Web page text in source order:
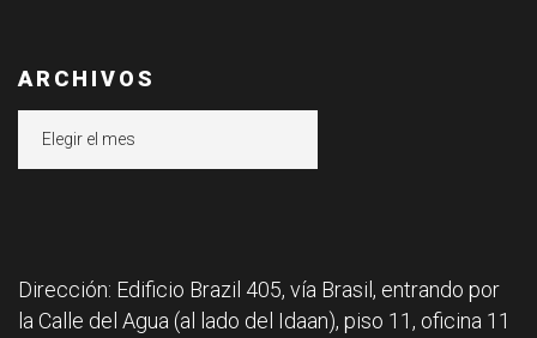
ARCHIVOS
Dirección: Edificio Brazil 405, vía Brasil, entrando por
la Calle del Agua (al lado del Idaan), piso 11, oficina 11